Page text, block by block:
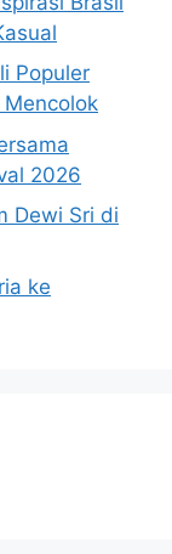
Populer
Mencolok
2026
Dewi Sri di
ke